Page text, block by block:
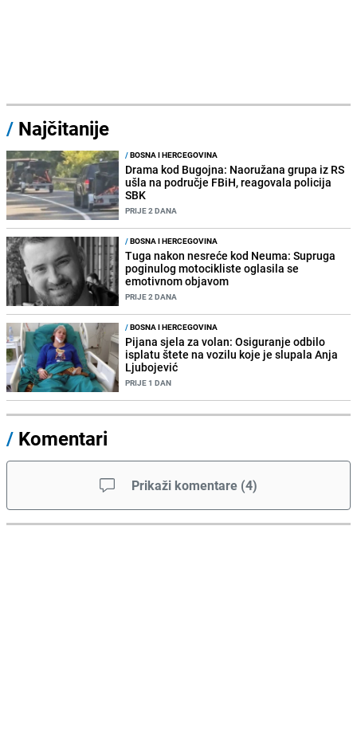
/ Najčitanije
/BOSNA I HERCEGOVINA
Drama kod Bugojna: Naoružana grupa iz RS
ušla na područje FBiH, reagovala policija
SBK
PRIJE 2 DANA
/BOSNA I HERCEGOVINA
Tuga nakon nesreće kod Neuma: Supruga
poginulog motocikliste oglasila se
emotivnom objavom
PRIJE 2 DANA
/BOSNA I HERCEGOVINA
Pijana sjela za volan: Osiguranje odbilo
isplatu štete na vozilu koje je slupala Anja
Ljubojević
PRIJE 1 DAN
/ Komentari
Prikaži komentare (4)